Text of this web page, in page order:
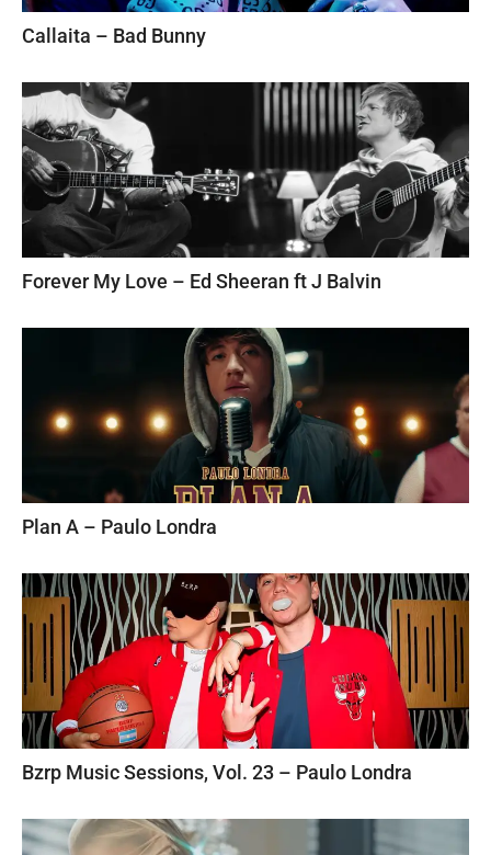
Callaita – Bad Bunny
Forever My Love – Ed Sheeran ft J Balvin
Plan A – Paulo Londra
Bzrp Music Sessions, Vol. 23 – Paulo Londra